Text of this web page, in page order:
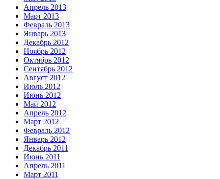
Апрель 2013
Март 2013
Февраль 2013
Январь 2013
Декабрь 2012
Ноябрь 2012
Октябрь 2012
Сентябрь 2012
Август 2012
Июль 2012
Июнь 2012
Май 2012
Апрель 2012
Март 2012
Февраль 2012
Январь 2012
Декабрь 2011
Июнь 2011
Апрель 2011
Март 2011